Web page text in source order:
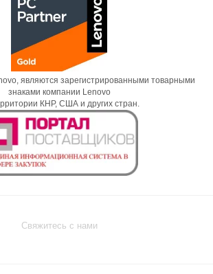
являются зарегистрированными товарными
знаками компании Lenovo
КНР, США и других стран.
Свяжитесь с нами